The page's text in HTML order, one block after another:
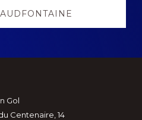
Gol
Centenaire, 14